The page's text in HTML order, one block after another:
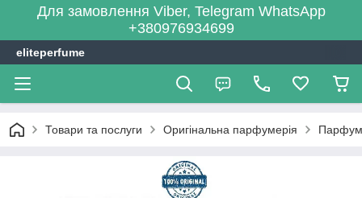
Для замовлення Viber, Telegram WhatsApp
+380976934699
eliteperfume
Товари та послуги Оригінальна парфумерія